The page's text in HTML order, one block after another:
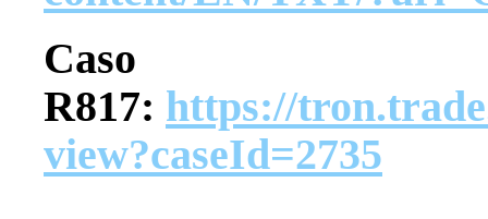
Caso
R817: https://
view?caseId=2735